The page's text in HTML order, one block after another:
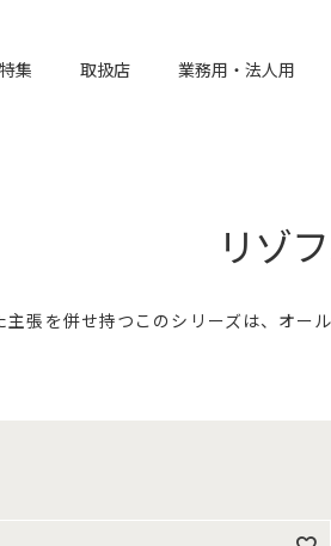
特集 取扱店 業務用・法人用
リゾ
張を併せ持つこのシリーズは、オー